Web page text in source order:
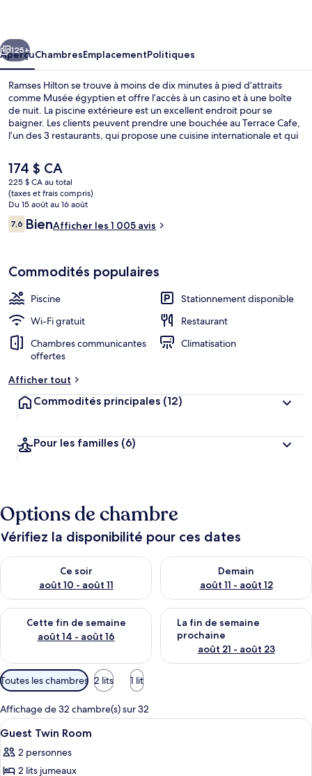
Suivant
125+
AperçuChambresEmplacementPolitiques
Ramses Hilton se trouve à moins de dix minutes à pied d’attraits
comme Musée égyptien et offre l’accès à un casino et à une boîte
de nuit. La piscine extérieure est un excellent endroit pour se
baigner. Les clients peuvent prendre une bouchée au Terrace Cafe,
l’un des 3 restaurants, qui propose une cuisine internationale et qui
points saillants de hôtel de luxe, notons 2 bars-salons, un bar
attenant à la piscine et un centre d’entraînement physique ouvert
en tout temps. Les autres voyageurs adorent le personnel serviable
et les visites touristiques locales. Le transport en commun se trouve
à quelques minutes de marche : Station Nasser se trouve
à 11 minutes et Station Masbero est à 12 minutes.
Le
prix
actuel
est
de 174 $ CA
174 $ CA
225 $ CA au total
(taxes et frais compris)
Du 15 août au 16 août
Avis
7,67,6 sur 10 –
BienAfficher les 1 005 avis
Commodités populaires
Piscine
Stationnement disponible
Wi-Fi gratuit
Restaurant
Chambres communicantes
offertes
Climatisation
Afficher tout
Commodités principales (12)
Pour les familles (6)
Options de chambre
Vérifiez la disponibilité pour ces dates
Ce soir
août 10 - août 11
Vérifier la disponibilité pour ce soir août 10 - août 11
Demain
août 11 - août 12
Vérifier la disponibilité pour
Cette fin de semaine
août 14 - août 16
Vérifier la disponibilité pour cette fin de semaine août 14 -
La fin de semaine
prochaine
août 21 - août 23
Vérifier la disponibilité pour
Filtres
disponibles
pour
les
chambres
Toutes les chambres 2 lits 1 lit
Affichage de 32 chambre(s) sur 32
Afficher
toutes
les
Une chambre d’hôtel avec deux lits,
15
Guest Twin Room
2 personnes
2 lits jumeaux